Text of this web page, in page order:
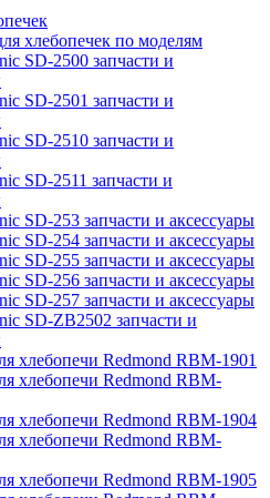
хлебопечек по моделям
SD-2500 запчасти и
SD-2501 запчасти и
SD-2510 запчасти и
SD-2511 запчасти и
SD-253 запчасти и аксессуары
SD-254 запчасти и аксессуары
SD-255 запчасти и аксессуары
SD-256 запчасти и аксессуары
SD-257 запчасти и аксессуары
SD-ZB2502 запчасти и
хлебопечи Redmond RBM-1901
хлебопечи Redmond RBM-
хлебопечи Redmond RBM-1904
хлебопечи Redmond RBM-
хлебопечи Redmond RBM-1905